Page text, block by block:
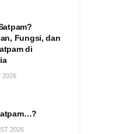
Fungsi, dan
di
2026
2026